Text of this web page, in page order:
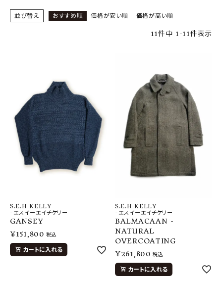
プライバシーポリシー
ACCOUNT MENU
ようこそ ゲスト 様
meeting_room ログイン person 会員登録
並び替え おすすめ順 価格が安い順 価格が高い順
11件中 1-11件表示
S.E.H KELLY
-エスイーエイチケリー
GANSEY
¥151,800 税込
カートに入れる
S.E.H KELLY
-エスイーエイチケリー
BALMACAAN -
NATURAL
OVERCOATING
¥261,800 税込
カートに入れる